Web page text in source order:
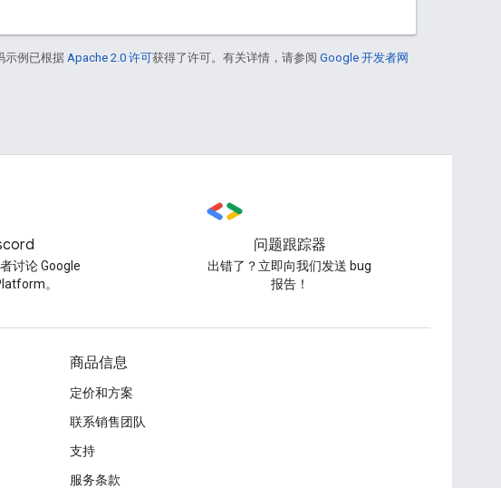
示例已根据 Apache 2.0 许可获得了许可。有关详情，请参阅 Google 开发者网
讨论 Google
。
问题跟踪器
出错了？立即向我们发送 bug
报告！
商品信息
定价和方案
联系销售团队
支持
服务条款